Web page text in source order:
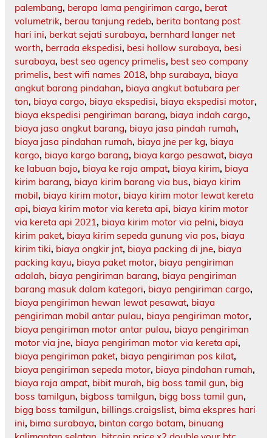
palembang, berapa lama pengiriman cargo, berat
volumetrik, berau tanjung redeb, berita bontang post
hari ini, berkat sejati surabaya, bernhard langer net
worth, berrada ekspedisi, besi hollow surabaya, besi
surabaya, best seo agency primelis, best seo company
primelis, best wifi names 2018, bhp surabaya, biaya
angkut barang pindahan, biaya angkut batubara per
ton, biaya cargo, biaya ekspedisi, biaya ekspedisi motor,
biaya ekspedisi pengiriman barang, biaya indah cargo,
biaya jasa angkut barang, biaya jasa pindah rumah,
biaya jasa pindahan rumah, biaya jne per kg, biaya
kargo, biaya kargo barang, biaya kargo pesawat, biaya
ke labuan bajo, biaya ke raja ampat, biaya kirim, biaya
kirim barang, biaya kirim barang via bus, biaya kirim
mobil, biaya kirim motor, biaya kirim motor lewat kereta
api, biaya kirim motor via kereta api, biaya kirim motor
via kereta api 2021, biaya kirim motor via pelni, biaya
kirim paket, biaya kirim sepeda gunung via pos, biaya
kirim tiki, biaya ongkir jnt, biaya packing di jne, biaya
packing kayu, biaya paket motor, biaya pengiriman
adalah, biaya pengiriman barang, biaya pengiriman
barang masuk dalam kategori, biaya pengiriman cargo,
biaya pengiriman hewan lewat pesawat, biaya
pengiriman mobil antar pulau, biaya pengiriman motor,
biaya pengiriman motor antar pulau, biaya pengiriman
motor via jne, biaya pengiriman motor via kereta api,
biaya pengiriman paket, biaya pengiriman pos kilat,
biaya pengiriman sepeda motor, biaya pindahan rumah,
biaya raja ampat, bibit murah, big boss tamil gun, big
boss tamilgun, bigboss tamilgun, bigg boss tamil gun,
bigg boss tamilgun, billings.craigslist, bima ekspres hari
ini, bima surabaya, bintan cargo batam, binuang